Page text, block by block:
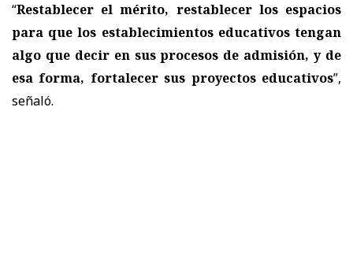
“Restablecer el mérito, restablecer los espacios
para que los establecimientos educativos tengan
algo que decir en sus procesos de admisión, y de
esa forma, fortalecer sus proyectos educativos”,
señaló.